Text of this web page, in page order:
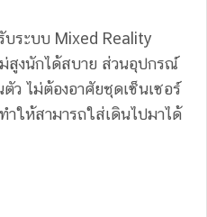
บระบบ Mixed Reality
สูงนักได้สบาย ส่วนอุปกรณ์
ว ไม่ต้องอาศัยชุดเซ็นเซอร์
ำให้สามารถใส่เดินไปมาได้